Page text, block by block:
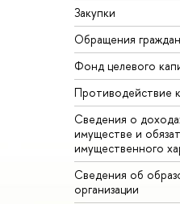
Закупки
Обращения
Фонд целевого
Противодействие
Сведения о
имуществе и
имущественного
Сведения об
организации